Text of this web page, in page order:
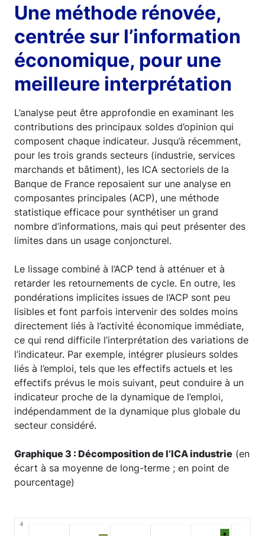
Une méthode rénovée,
centrée sur l’information
économique, pour une
meilleure interprétation
L’analyse peut être approfondie en examinant les
contributions des principaux soldes d’opinion qui
composent chaque indicateur. Jusqu’à récemment,
pour les trois grands secteurs (industrie, services
marchands et bâtiment), les ICA sectoriels de la
Banque de France reposaient sur une analyse en
composantes principales (ACP), une méthode
statistique efficace pour synthétiser un grand
nombre d’informations, mais qui peut présenter des
limites dans un usage conjoncturel.
Le lissage combiné à l’ACP tend à atténuer et à
retarder les retournements de cycle. En outre, les
pondérations implicites issues de l’ACP sont peu
lisibles et font parfois intervenir des soldes moins
directement liés à l’activité économique immédiate,
ce qui rend difficile l’interprétation des variations de
l’indicateur. Par exemple, intégrer plusieurs soldes
liés à l’emploi, tels que les effectifs actuels et les
effectifs prévus le mois suivant, peut conduire à un
indicateur proche de la dynamique de l’emploi,
indépendamment de la dynamique plus globale du
secteur considéré.
Graphique 3 : Décomposition de l’ICA industrie (en
écart à sa moyenne de long-terme ; en point de
pourcentage)